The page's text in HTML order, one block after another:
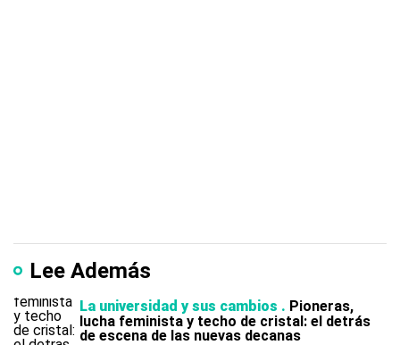
Lee Además
La universidad y sus cambios
Pioneras,
lucha feminista y techo de cristal: el detrás
de escena de las nuevas decanas